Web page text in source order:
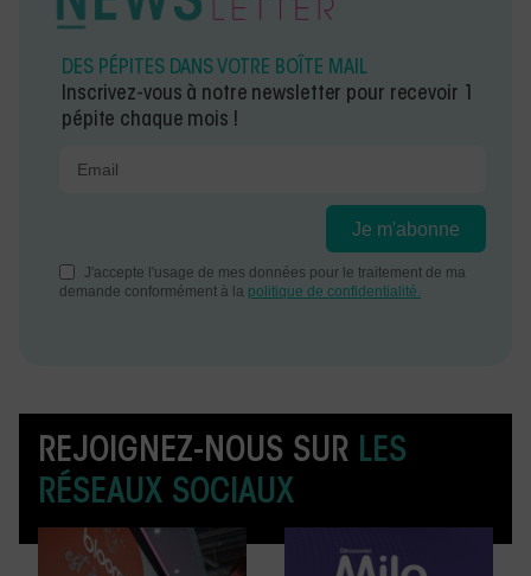
DES PÉPITES DANS VOTRE BOÎTE MAIL
Inscrivez-vous à notre newsletter pour recevoir 1
pépite chaque mois !
REJOIGNEZ-NOUS SUR LES
RÉSEAUX SOCIAUX